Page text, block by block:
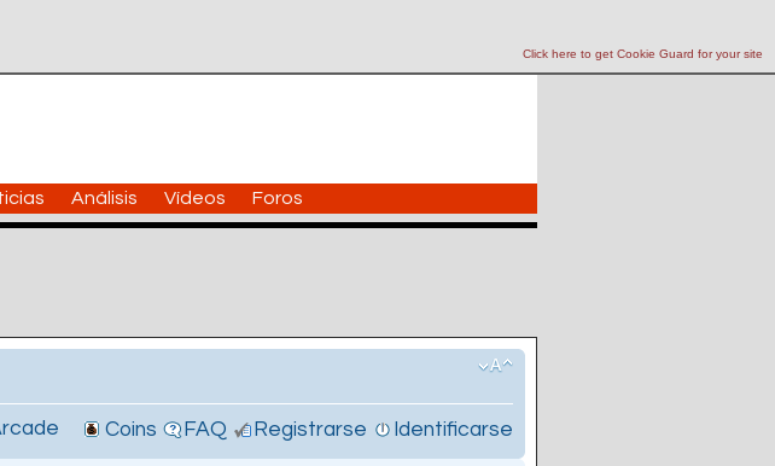
Click here to get Cookie Guard for your site
Análisis Vídeos Foros
Coins FAQ Registrarse Identificarse